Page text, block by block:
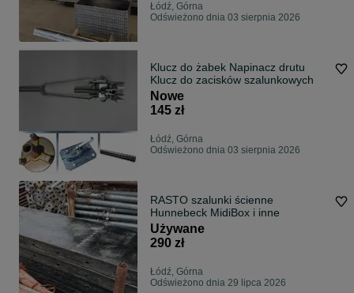
Łódź, Górna
Odświeżono dnia 03 sierpnia 2026
Klucz do żabek Napinacz drutu
Klucz do zacisków szalunkowych
Nowe
145 zł
Łódź, Górna
Odświeżono dnia 03 sierpnia 2026
RASTO szalunki ścienne
Hunnebeck MidiBox i inne
Używane
290 zł
Łódź, Górna
Odświeżono dnia 29 lipca 2026